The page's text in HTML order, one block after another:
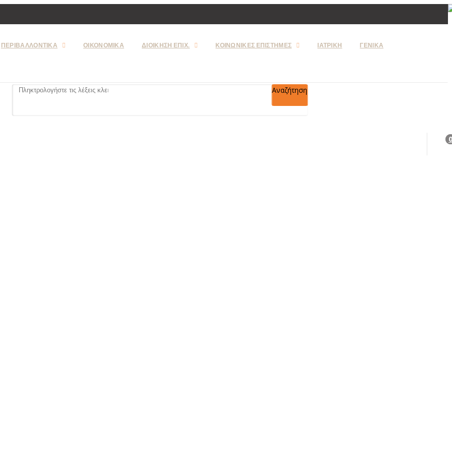
ΠΕΡΙΒΑΛΛΟΝΤΙΚΑ ΟΙΚΟΝΟΜΙΚΑ ΔΙΟΙΚΗΣΗ ΕΠΙΧ. ΚΟΙΝΩΝΙΚΕΣ ΕΠΙΣΤΗΜΕΣ ΙΑΤΡΙΚΗ ΓΕΝΙΚΑ
Αναζήτηση
0